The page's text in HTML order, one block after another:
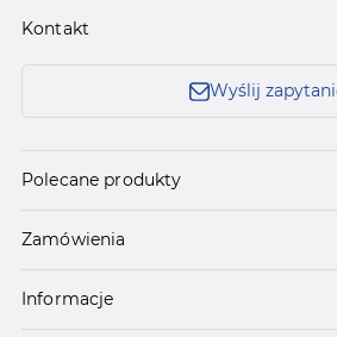
Kontakt
Wyślij
Polecane produkty
Zamówienia
Informacje